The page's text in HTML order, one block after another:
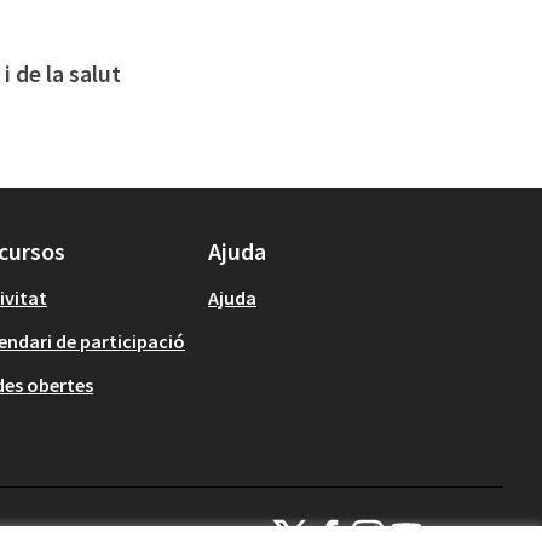
de la salut
de participació
obertes
Ajuda
Ajuda
Viladecans Participa a X
Viladecans Participa a Facebook
Viladecans Participa a
Viladecans Participa